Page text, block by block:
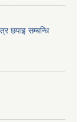
छपाइ सम्बन्धि